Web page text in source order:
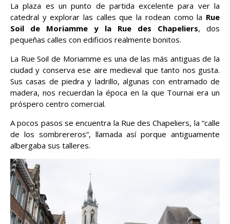
La plaza es un punto de partida excelente para ver la
catedral y explorar las calles que la rodean como la Rue
Soil de Moriamme y la Rue des Chapeliers, dos
pequeñas calles con edificios realmente bonitos.
La Rue Soil de Moriamme es una de las más antiguas de la
ciudad y conserva ese aire medieval que tanto nos gusta.
Sus casas de piedra y ladrillo, algunas con entramado de
madera, nos recuerdan la época en la que Tournai era un
próspero centro comercial.
A pocos pasos se encuentra la Rue des Chapeliers, la “calle
de los sombrereros”, llamada así porque antiguamente
albergaba sus talleres.